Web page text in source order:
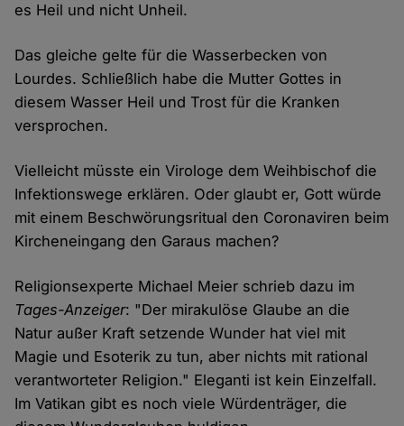
es Heil und nicht Unheil.
Das gleiche gelte für die Wasserbecken von
Lourdes. Schließlich habe die Mutter Gottes in
diesem Wasser Heil und Trost für die Kranken
versprochen.
Vielleicht müsste ein Virologe dem Weihbischof die
Infektionswege erklären. Oder glaubt er, Gott würde
mit einem Beschwörungsritual den Coronaviren beim
Kircheneingang den Garaus machen?
Religionsexperte Michael Meier schrieb dazu im
Tages-Anzeiger: "Der mirakulöse Glaube an die
Natur außer Kraft setzende Wunder hat viel mit
Magie und Esoterik zu tun, aber nichts mit rational
verantworteter Religion." Eleganti ist kein Einzelfall.
Im Vatikan gibt es noch viele Würdenträger, die